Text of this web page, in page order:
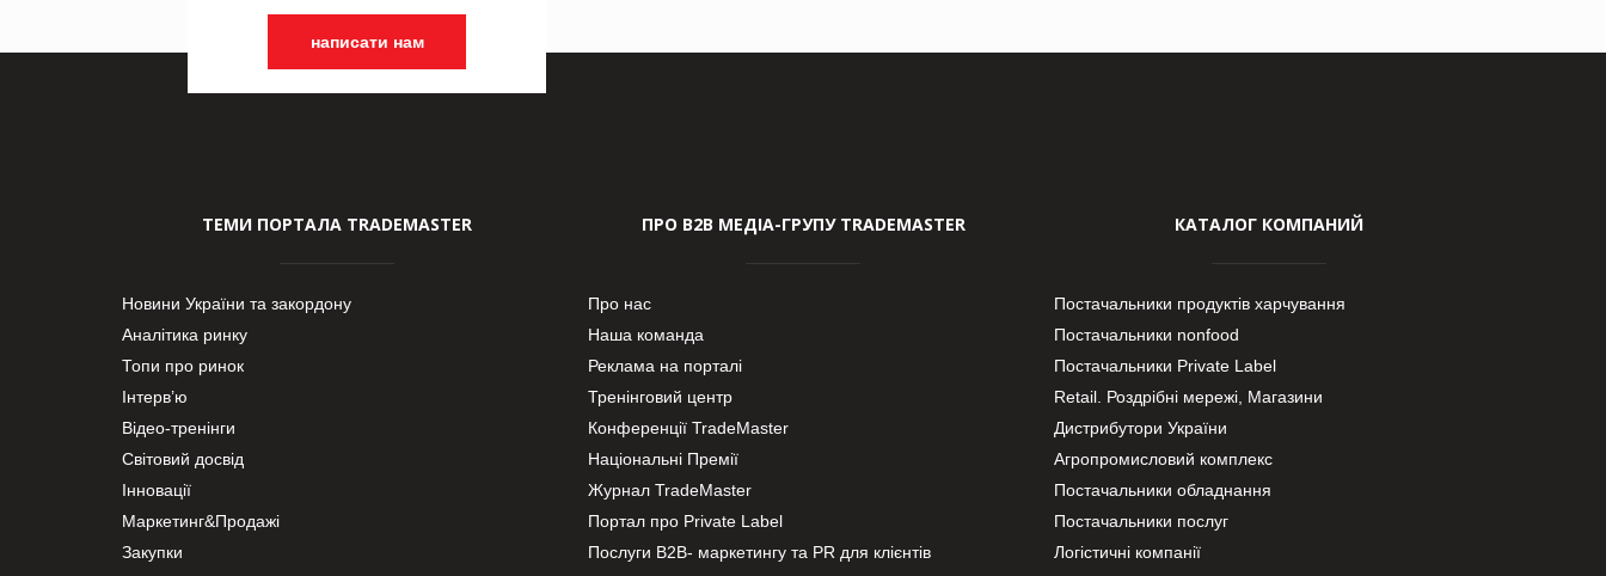
написати нам
ТЕМИ ПОРТАЛА TRADEMASTER
Новини України та закордону
Аналітика ринку
Топи про ринок
Інтерв’ю
Відео-тренінги
Світовий досвід
Інновації
Маркетинг&Продажі
Закупки
ПРО В2В МЕДІА-ГРУПУ TRADEMASTER
Про нас
Наша команда
Реклама на порталі
Тренінговий центр
Конференції TradeMaster
Національні Премії
Журнал TradeMaster
Портал про Private Label
Послуги В2В- маркетингу та PR для клієнтів
КАТАЛОГ КОМПАНИЙ
Постачальники продуктів харчування
Постачальники nonfood
Постачальники Private Label
Retail. Роздрібні мережі, Магазини
Дистрибутори України
Агропромисловий комплекс
Постачальники обладнання
Постачальники послуг
Логістичні компанії